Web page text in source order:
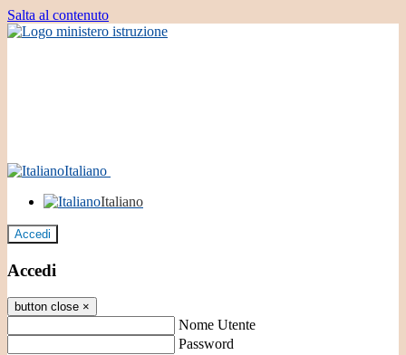
Salta al contenuto
Italiano
Italiano
Accedi
Accedi
button close ×
Nome Utente
Password